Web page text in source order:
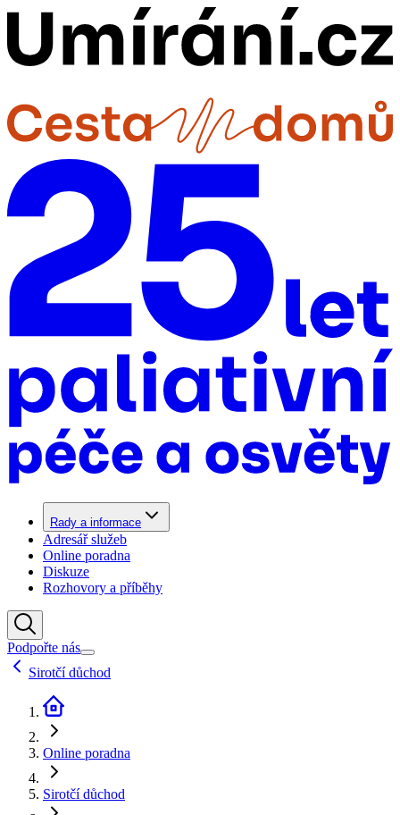
Rady a informace
Adresář služeb
Online poradna
Diskuze
Rozhovory a příběhy
Podpořte nás
Sirotčí důchod
Online poradna
Sirotčí důchod